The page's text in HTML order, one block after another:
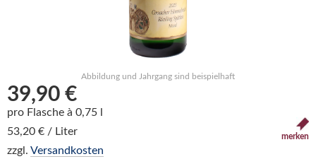
Abbildung und Jahrgang sind beispielhaft
39,90 €
pro Flasche à 0,75 l
53,20 € / Liter
zzgl. Versandkosten
merken